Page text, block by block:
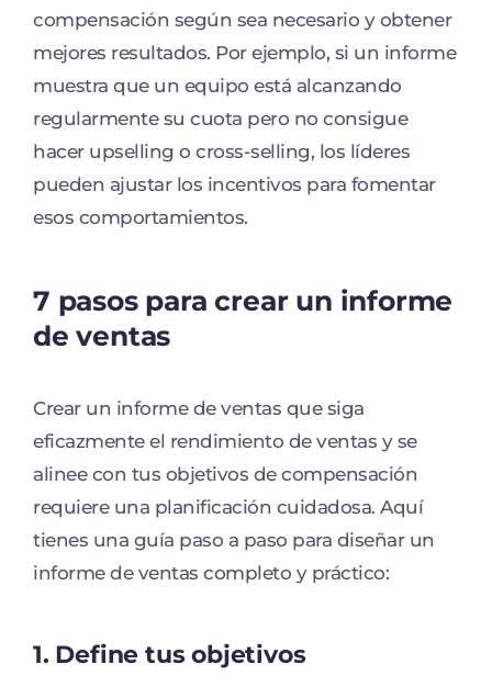
compensación según sea necesario y obtener
mejores resultados. Por ejemplo, si un informe
muestra que un equipo está alcanzando
regularmente su cuota pero no consigue
hacer upselling o cross-selling, los líderes
pueden ajustar los incentivos para fomentar
esos comportamientos.
7 pasos para crear un informe
de ventas
Crear un informe de ventas que siga
eficazmente el rendimiento de ventas y se
alinee con tus objetivos de compensación
requiere una planificación cuidadosa. Aquí
tienes una guía paso a paso para diseñar un
informe de ventas completo y práctico:
1. Define tus objetivos